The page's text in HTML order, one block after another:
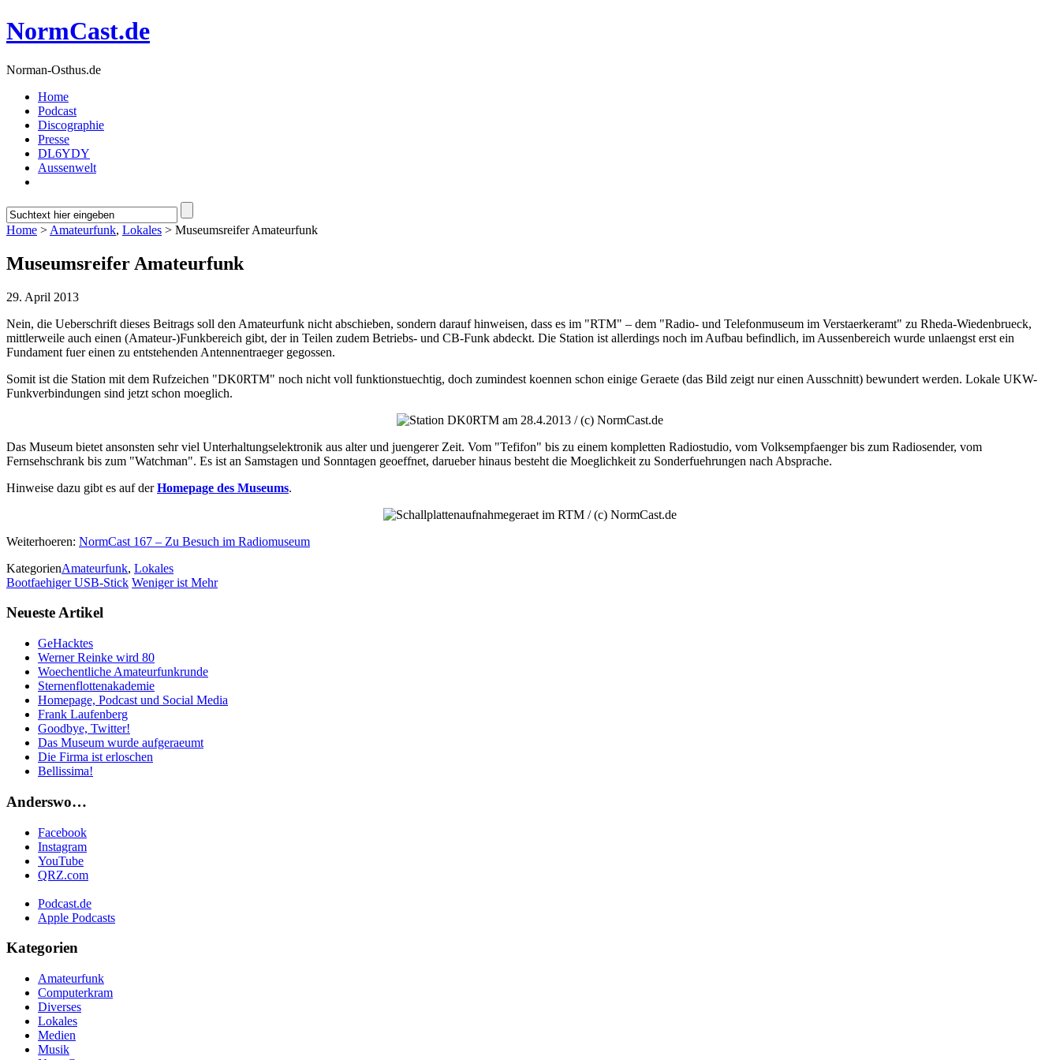
NormCast.de
Norman-Osthus.de
Home
Podcast
Discographie
Presse
DL6YDY
Aussenwelt
Home > Amateurfunk, Lokales > Museumsreifer Amateurfunk
Museumsreifer Amateurfunk
29. April 2013
Nein, die Ueberschrift dieses Beitrags soll den Amateurfunk nicht abschieben, sondern darauf hinweisen, dass es im "RTM" – dem "Radio- und Telefonmuseum im Verstaerkeramt" zu Rheda-Wiedenbrueck,
mittlerweile auch einen (Amateur-)Funkbereich gibt, der in Teilen zudem Betriebs- und CB-Funk abdeckt. Die Station ist allerdings noch im Aufbau befindlich, im Aussenbereich wurde unlaengst erst ein
Fundament fuer einen zu entstehenden Antennentraeger gegossen.
Somit ist die Station mit dem Rufzeichen "DK0RTM" noch nicht voll funktionstuechtig, doch zumindest koennen schon einige Geraete (das Bild zeigt nur einen Ausschnitt) bewundert werden. Lokale UKW-
Funkverbindungen sind jetzt schon moeglich.
Das Museum bietet ansonsten sehr viel Unterhaltungselektronik aus alter und juengerer Zeit. Vom "Tefifon" bis zu einem kompletten Radiostudio, vom Volksempfaenger bis zum Radiosender, vom
Fernsehschrank bis zum "Watchman". Es ist an Samstagen und Sonntagen geoeffnet, darueber hinaus besteht die Moeglichkeit zu Sonderfuehrungen nach Absprache.
Hinweise dazu gibt es auf derHomepage des Museums.
Weiterhoeren: NormCast 167 – Zu Besuch im Radiomuseum
KategorienAmateurfunk, Lokales
Bootfaehiger USB-Stick Weniger ist Mehr
Neueste Artikel
GeHacktes
Werner Reinke wird 80
Woechentliche Amateurfunkrunde
Sternenflottenakademie
Homepage, Podcast und Social Media
Frank Laufenberg
Goodbye, Twitter!
Das Museum wurde aufgeraeumt
Die Firma ist erloschen
Bellissima!
Anderswo…
Facebook
Instagram
YouTube
QRZ.com
Podcast.de
Apple Podcasts
Kategorien
Amateurfunk
Computerkram
Diverses
Lokales
Medien
Musik